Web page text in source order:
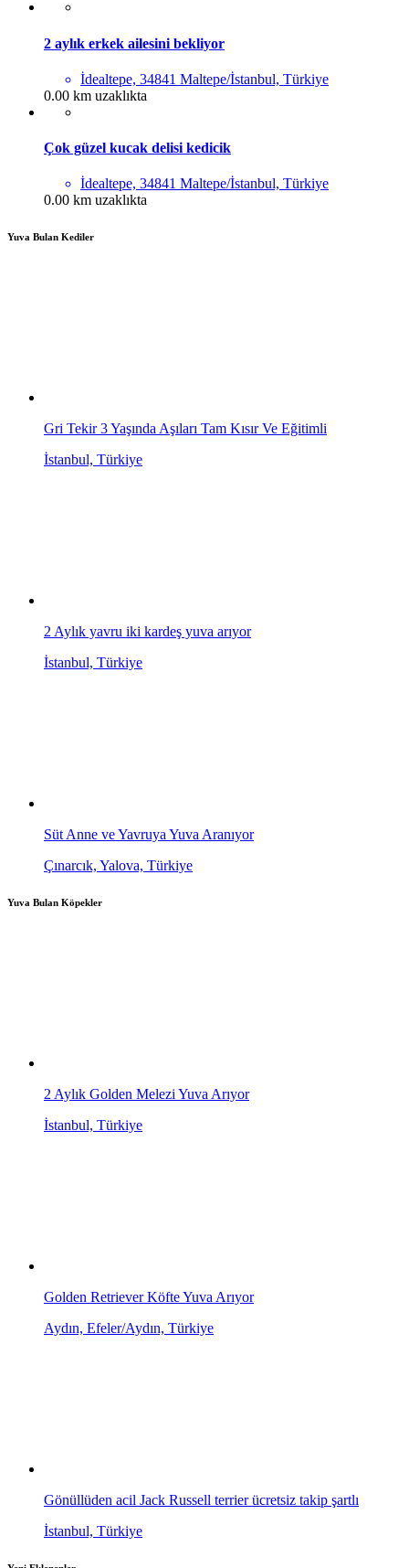
2 aylık erkek ailesini bekliyor
İdealtepe, 34841 Maltepe/İstanbul, Türkiye
0.00 km uzaklıkta
Çok güzel kucak delisi kedicik
İdealtepe, 34841 Maltepe/İstanbul, Türkiye
0.00 km uzaklıkta
Yuva Bulan Kediler
Gri Tekir 3 Yaşında Aşıları Tam Kısır Ve Eğitimli
İstanbul, Türkiye
2 Aylık yavru iki kardeş yuva arıyor
İstanbul, Türkiye
Süt Anne ve Yavruya Yuva Aranıyor
Çınarcık, Yalova, Türkiye
Yuva Bulan Köpekler
2 Aylık Golden Melezi Yuva Arıyor
İstanbul, Türkiye
Golden Retriever Köfte Yuva Arıyor
Aydın, Efeler/Aydın, Türkiye
Gönüllüden acil Jack Russell terrier ücretsiz takip şartlı
İstanbul, Türkiye